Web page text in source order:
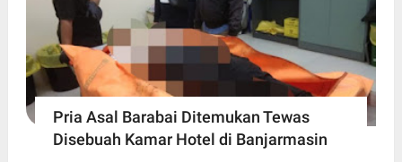
Pria Asal Barabai Ditemukan Tewas
Disebuah Kamar Hotel di Banjarmasin